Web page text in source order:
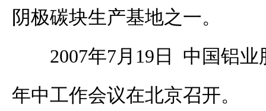
阴极碳块生产基地之一。
2007年7月19日 中国铝
年中工作会议在北京召开。